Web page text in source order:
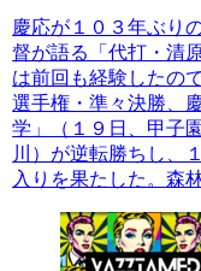
慶応が１０３年ぶり
督が語る「代打・清
は前回も経験したの
選手権・準々決勝、
学」（１９日、甲子
川）が逆転勝ちし、
入りを果たした。森